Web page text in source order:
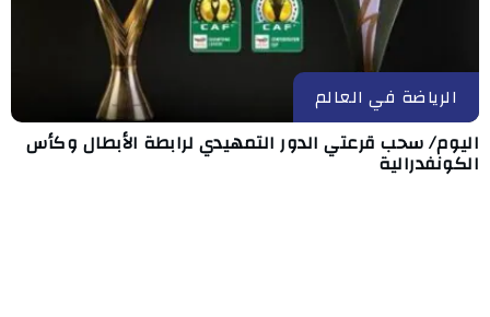
الرياضة في العالم
اليوم/ سحب قرعتي الدور التمهيدي لرابطة الأبطال وكأس
الكونفدرالية